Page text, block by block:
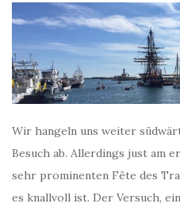
Wir hangeln uns weiter
Besuch ab. Allerdings just am
sehr prominenten Fête des
es knallvoll ist. Der Versuch,